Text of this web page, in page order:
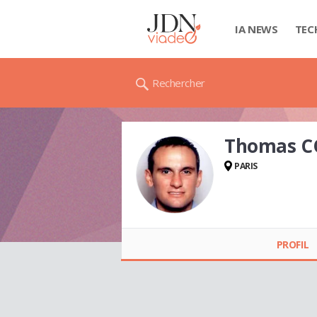
IA NEWS
Rechercher
Thomas
PARIS
PROFIL